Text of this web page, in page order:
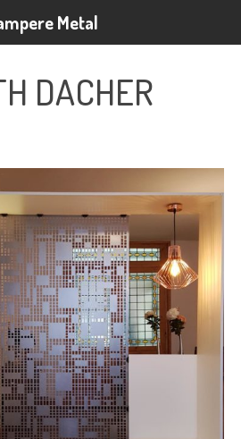
DACHER
Metal